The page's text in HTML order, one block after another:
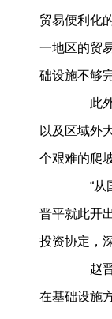
贸易便利化
一地区的贸
础设施不够
此外
以及区域外
个艰难的爬
“从国
晋平就此开
投资协定，
赵晋
在基础设施